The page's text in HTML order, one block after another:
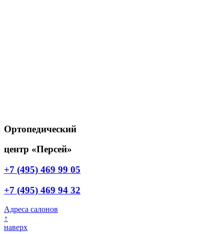
Ортопедический
центр «Персей»
+7 (495) 469 99 05
+7 (495) 469 94 32
Адреса салонов
↑
наверх